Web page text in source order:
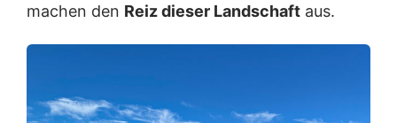
machen den Reiz dieser Landschaft aus.